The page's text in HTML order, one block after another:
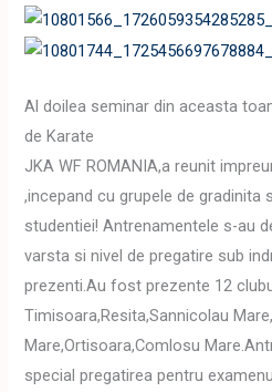
Al doilea seminar din aceasta
de Karate
JKA WF ROMANIA,a reunit
,incepand cu grupele de gradinita
studentiei! Antrenamentele s-au
varsta si nivel de pregatire sub
prezenti.Au fost prezente 12
Timisoara,Resita,Sannicolau
Mare,Ortisoara,Comlosu
special pregatirea pentru exa